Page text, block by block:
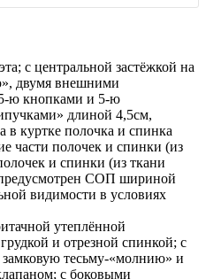
с центральной застёжкой на
двумя внешними
ю кнопками и 5-ю
длиной 4,5см,
в куртке полочка и спинка
части полочек и спинки (из
и спинки (из ткани
СОП шириной
видимости в условиях
утеплённой
и отрезной спинкой; с
замковую тесьму-«молнию» и
с боковыми